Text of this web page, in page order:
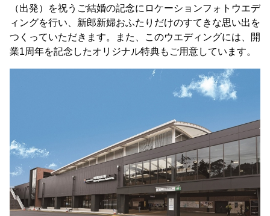
（出発）を祝うご結婚の記念にロケーションフォトウエデ
ィングを行い、新郎新婦おふたりだけのすてきな思い出を
つくっていただきます。また、このウエディングには、開
業1周年を記念したオリジナル特典もご用意しています。